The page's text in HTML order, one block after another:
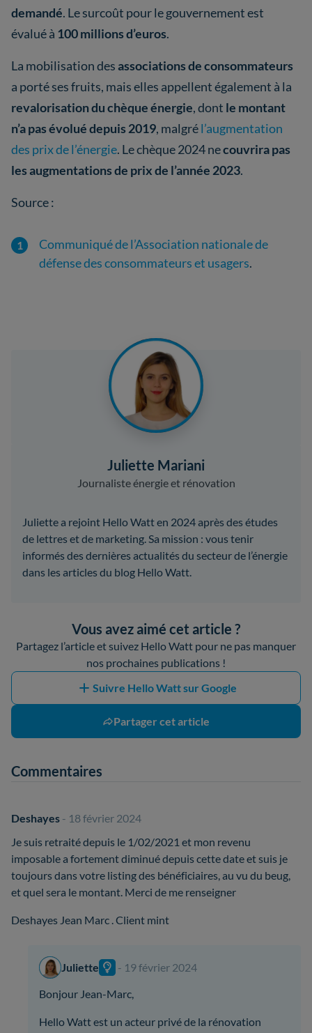
demandé. Le surcoût pour le gouvernement est
évalué à 100 millions d’euros.
La mobilisation desassociations de consommateurs
a porté ses fruits, mais elles appellent également à la
revalorisation du chèque énergie, dont le montant
n’a pas évolué depuis 2019, malgrél’augmentation
des prix de l’énergie. Le chèque 2024 necouvrira pas
les augmentations de prix de l’année 2023.
Source :
Communiqué de l’Association nationale de
défense des consommateurs et usagers.
Juliette Mariani
Journaliste énergie et rénovation
Juliette a rejoint Hello Watt en 2024 après des études
de lettres et de marketing. Sa mission : vous tenir
informés des dernières actualités du secteur de l’énergie
dans les articles du blog Hello Watt.
Vous avez aimé cet article ?
Partagez l’article et suivez Hello Watt pour ne pas manquer
nos prochaines publications !
Suivre Hello Watt sur Google
Partager cet article
Commentaires
Deshayes - 18 février 2024
Je suis retraité depuis le 1/02/2021 et mon revenu
imposable a fortement diminué depuis cette date et suis je
toujours dans votre listing des bénéficiaires, au vu du beug,
et quel sera le montant. Merci de me renseigner
Deshayes Jean Marc . Client mint
Juliette
- 19 février 2024
Bonjour Jean-Marc,
Hello Watt est un acteur privé de la rénovation